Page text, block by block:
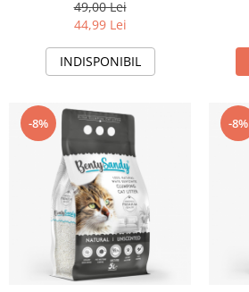
49,00 Lei
44,99 Lei
INDISPONIBIL
-8% -8%